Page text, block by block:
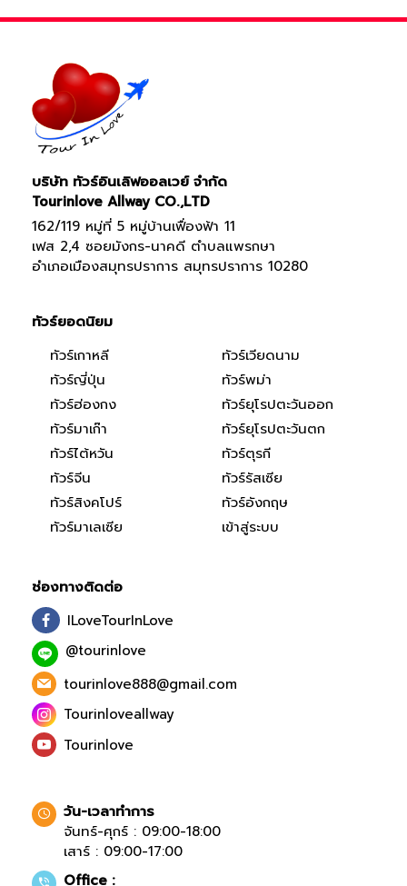
บริษัท ทัวร์อินเลิฟออลเวย์ จำกัด
Tourinlove Allway CO.,LTD
162/119 หมู่ที่ 5 หมู่บ้านเฟื่องฟ้า 11
เฟส 2,4 ซอยมังกร-นาคดี ตำบลแพรกษา
อำเภอเมืองสมุทรปราการ สมุทรปราการ 10280
ทัวร์ยอดนิยม
ทัวร์เกาหลี
ทัวร์ญี่ปุ่น
ทัวร์ฮ่องกง
ทัวร์มาเก๊า
ทัวร์ไต้หวัน
ทัวร์จีน
ทัวร์สิงคโปร์
ทัวร์มาเลเซีย
ทัวร์เวียดนาม
ทัวร์พม่า
ทัวร์ยุโรปตะวันออก
ทัวร์ยุโรปตะวันตก
ทัวร์ตุรกี
ทัวร์รัสเซีย
ทัวร์อังกฤษ
เข้าสู่ระบบ
ช่องทางติดต่อ
ILoveTourInLove
@tourinlove
tourinlove888@gmail.com
Tourinloveallway
Tourinlove
วัน-เวลาทำการ
จันทร์-ศุกร์ : 09:00-18:00
เสาร์ : 09:00-17:00
Office :